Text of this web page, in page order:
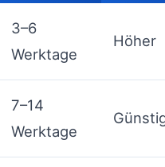
3–6
Werktage
Höher
7–14
Werktage